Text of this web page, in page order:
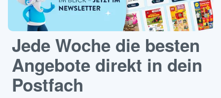
Jede Woche die besten
Angebote direkt in dein
Postfach